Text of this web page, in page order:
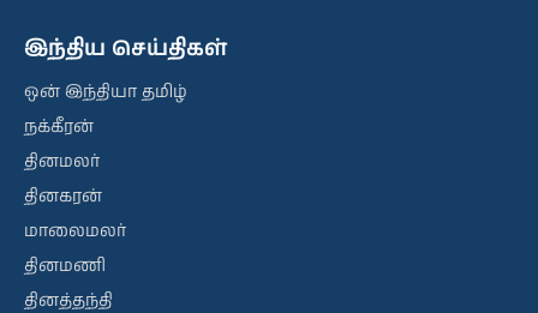
இந்திய செய்திகள்
ஒன் இந்தியா தமிழ்
நக்கீரன்
தினமலர்
தினகரன்
மாலைமலர்
தினமணி
தினத்தந்தி